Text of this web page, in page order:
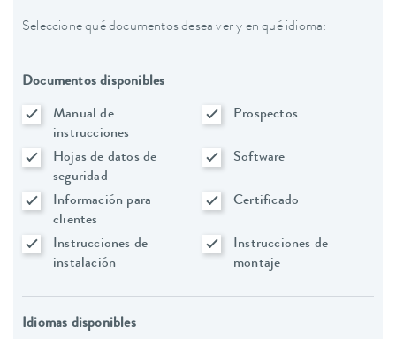
Seleccione qué documentos desea ver y en qué idioma:
Documentos disponibles
Manual de
instrucciones
Prospectos
Hojas de datos de
seguridad
Software
Información para
clientes
Certificado
Instrucciones de
instalación
Instrucciones de
montaje
Idiomas disponibles